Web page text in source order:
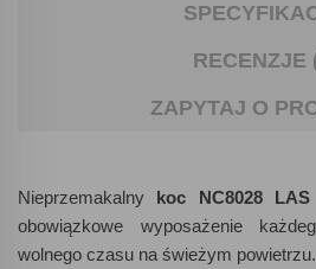
RECENZJE
ZAPYTAJ O
Nieprzemakalny koc NC8028
obowiązkowe wyposażenie
wolnego czasu na świeżym powietrzu.